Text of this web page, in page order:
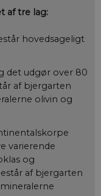
af tre lag:
hovedsageligt
det udgør over 80
af bjergarten
olivin og
varierende
og
af bjergarten